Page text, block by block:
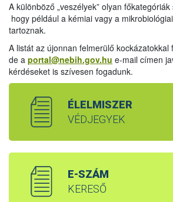
A különböző „veszélyek” olyan
hogy például a kémiai vagy a
tartoznak.
A listát az újonnan felmerülő kockázatokkal
de a portal@nebih.gov.hu e-mail címen
kérdéseket is szívesen fogadunk.
ÉLELMISZER
VÉDJEGYEK
E-SZÁM
KERESŐ